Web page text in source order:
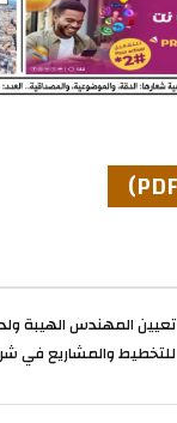
تعيين المهندس الهيبة
للتخطيط والمشاريع في